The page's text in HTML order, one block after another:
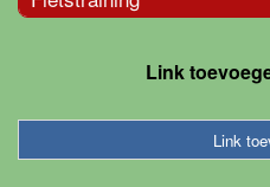
Link
Link